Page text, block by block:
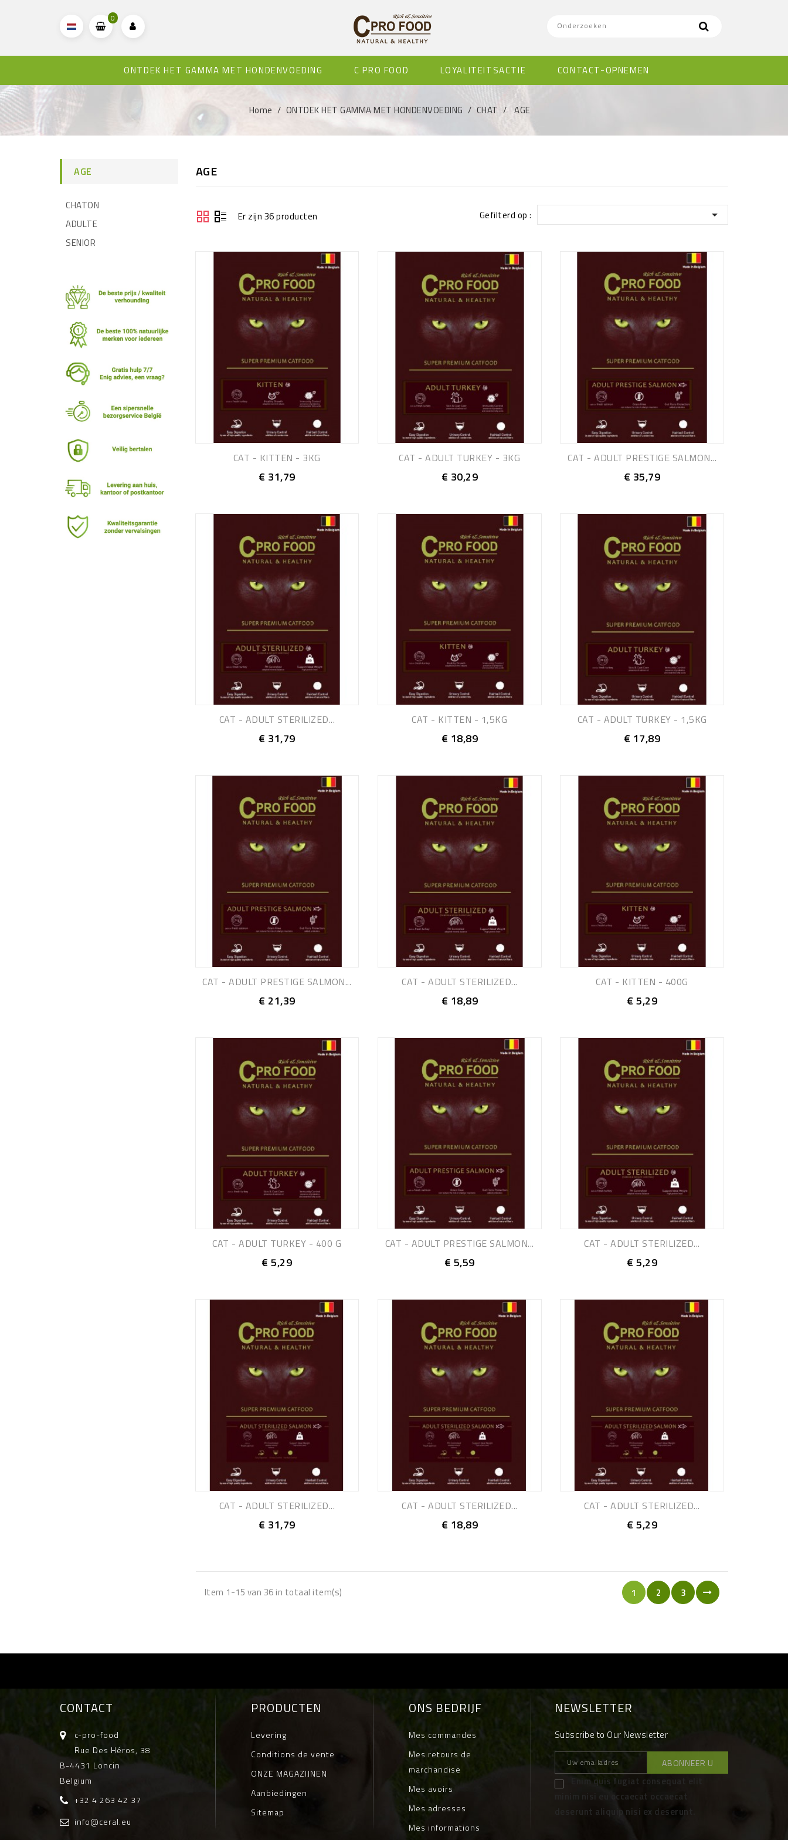
0
ONTDEK HET GAMMA MET HONDENVOEDING C PRO FOOD LOYALITEITSACTIE CONTACT-OPNEMEN
Home ONTDEK HET GAMMA MET HONDENVOEDING CHAT AGE
AGE
CHATON
ADULTE
SENIOR
AGE
Er zijn 36 producten Gefilterd op : 
CAT - KITTEN - 3KG
€ 31,79
CAT - ADULT TURKEY - 3KG
€ 30,29
CAT - ADULT PRESTIGE SALMON...
€ 35,79
CAT - ADULT STERILIZED...
€ 31,79
CAT - KITTEN - 1,5KG
€ 18,89
CAT - ADULT TURKEY - 1,5KG
€ 17,89
CAT - ADULT PRESTIGE SALMON...
€ 21,39
CAT - ADULT STERILIZED...
€ 18,89
CAT - KITTEN - 400G
€ 5,29
CAT - ADULT TURKEY - 400 G
€ 5,29
CAT - ADULT PRESTIGE SALMON...
€ 5,59
CAT - ADULT STERILIZED...
€ 5,29
CAT - ADULT STERILIZED...
€ 31,79
CAT - ADULT STERILIZED...
€ 18,89
CAT - ADULT STERILIZED...
€ 5,29
Item 1-15 van 36 in totaal item(s) 1 2 3
CONTACT
c-pro-food
Rue Des Héros, 38
B-4431 Loncin
Belgium
+32 4 263 42 37
info@ceral.eu
PRODUCTEN
Levering
Conditions de vente
ONZE MAGAZIJNEN
Aanbiedingen
Sitemap
ONS BEDRIJF
Mes commandes
Mes retours de
marchandise
Mes avoirs
Mes adresses
Mes informations
NEWSLETTER
Subscribe to Our Newsletter
Enim quis fugiat consequat elit
minim nisi eu occaecat occaecat
deserunt aliquip nisi ex deserunt.